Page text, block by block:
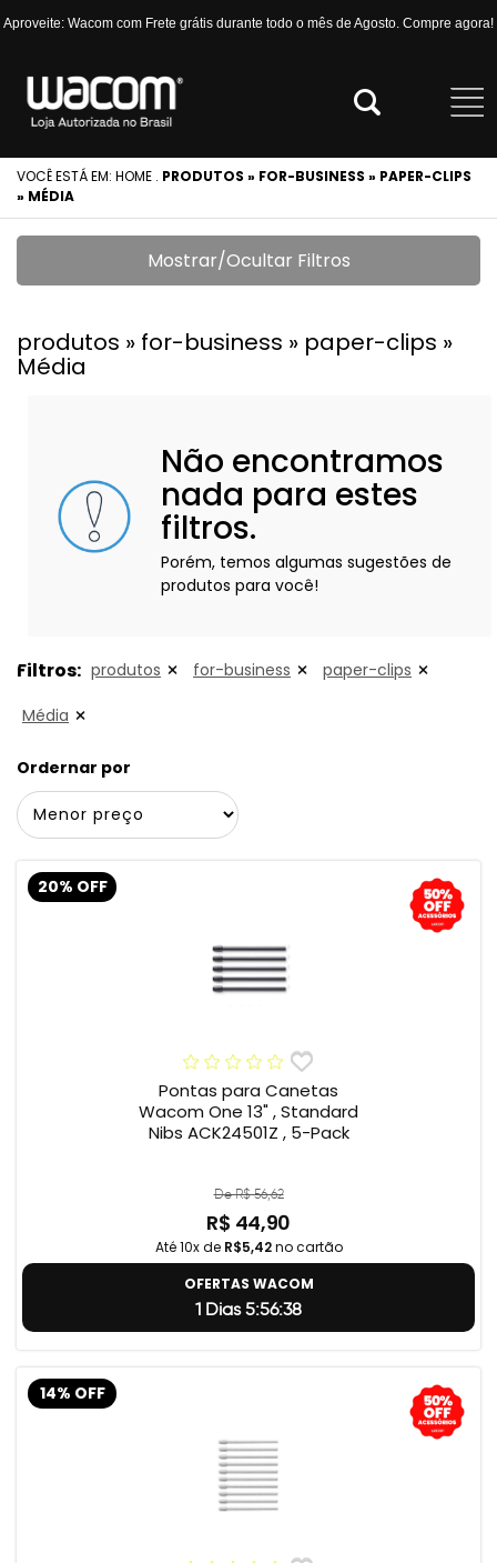
Aproveite: Wacom com Frete grátis durante todo o mês de Agosto. Compre agora!
VOCÊ ESTÁ EM: HOME . PRODUTOS » FOR-BUSINESS » PAPER-CLIPS
» MÉDIA
Mostrar/Ocultar Filtros
produtos » for-business » paper-clips »
Média
Não encontramos
nada para estes
filtros.
Porém, temos algumas sugestões de
produtos para você!
Filtros: produtos for-business paper-clips
Média
Ordernar por
20% OFF
Pontas para Canetas
Wacom One 13" , Standard
Nibs ACK24501Z , 5-Pack
De R$ 56,62
R$ 44,90
Até 10x de R$5,42no cartão
OFERTAS WACOM
1 Dias 5:56:37
14% OFF